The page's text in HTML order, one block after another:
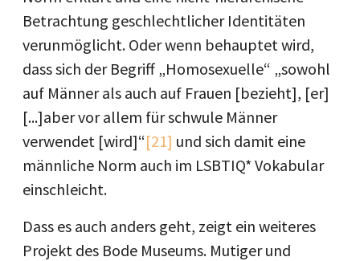
Betrachtung geschlechtlicher Identitäten
verunmöglicht. Oder wenn behauptet wird,
dass sich der Begriff „Homosexuelle“ „sowohl
auf Männer als auch auf Frauen [bezieht], [er]
[...]aber vor allem für schwule Männer
verwendet [wird]“[21] und sich damit eine
männliche Norm auch im LSBTIQ* Vokabular
einschleicht.
Dass es auch anders geht, zeigt ein weiteres
Projekt des Bode Museums. Mutiger und